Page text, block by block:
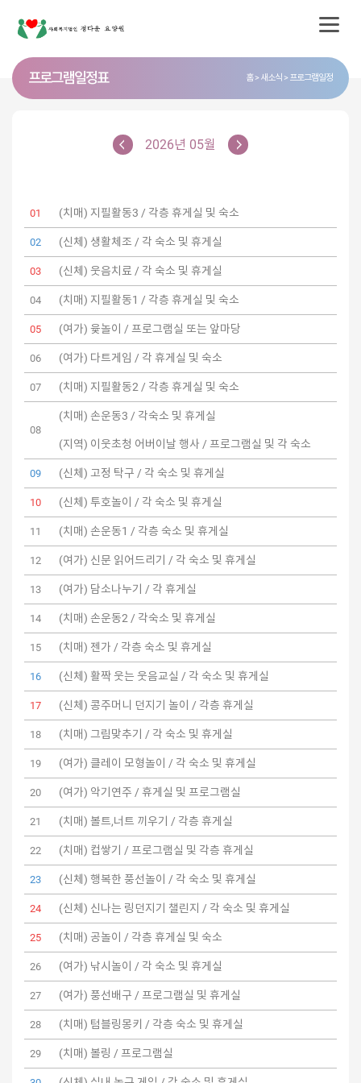
프로그램 일정표 홈 새소식 프로그램일정
2026년 05월
01 (치매) 지필활동3 / 각층 휴게실 및 숙소
02 (신체) 생활체조 / 각 숙소 및 휴게실
03 (신체) 웃음치료 / 각 숙소 및 휴게실
04 (치매) 지필활동1 / 각층 휴게실 및 숙소
05 (여가) 윷놀이 / 프로그램실 또는 앞마당
06 (여가) 다트게임 / 각 휴게실 및 숙소
07 (치매) 지필활동2 / 각층 휴게실 및 숙소
08
(치매) 손운동3 / 각숙소 및 휴게실
(지역) 이웃초청 어버이날 행사 / 프로그램실 및 각 숙소
09 (신체) 고정 탁구 / 각 숙소 및 휴게실
10 (신체) 투호놀이 / 각 숙소 및 휴게실
11 (치매) 손운동1 / 각층 숙소 및 휴게실
12 (여가) 신문 읽어드리기 / 각 숙소 및 휴게실
13 (여가) 담소나누기 / 각 휴게실
14 (치매) 손운동2 / 각숙소 및 휴게실
15 (치매) 젠가 / 각층 숙소 및 휴게실
16 (신체) 활짝 웃는 웃음교실 / 각 숙소 및 휴게실
17 (신체) 콩주머니 던지기 놀이 / 각층 휴게실
18 (치매) 그림맞추기 / 각 숙소 및 휴게실
19 (여가) 클레이 모형놀이 / 각 숙소 및 휴게실
20 (여가) 악기연주 / 휴게실 및 프로그램실
21 (치매) 볼트,너트 끼우기 / 각층 휴게실
22 (치매) 컵쌓기 / 프로그램실 및 각층 휴게실
23 (신체) 행복한 풍선놀이 / 각 숙소 및 휴게실
24 (신체) 신나는 링던지기 챌린지 / 각 숙소 및 휴게실
25 (치매) 공놀이 / 각층 휴게실 및 숙소
26 (여가) 낚시놀이 / 각 숙소 및 휴게실
27 (여가) 풍선배구 / 프로그램실 및 휴게실
28 (치매) 텀블링몽키 / 각층 숙소 및 휴게실
29 (치매) 볼링 / 프로그램실